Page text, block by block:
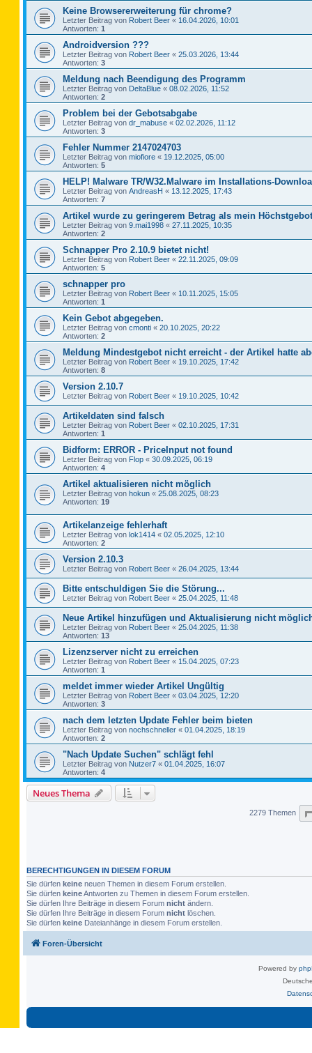
Keine Browsererweiterung für chrome?
Letzter Beitrag von Robert Beer « 16.04.2026, 10:01
Antworten: 1
Androidversion ???
Letzter Beitrag von Robert Beer « 25.03.2026, 13:44
Antworten: 3
Meldung nach Beendigung des Programm
Letzter Beitrag von DeltaBlue « 08.02.2026, 11:52
Antworten: 2
Problem bei der Gebotsabgabe
Letzter Beitrag von dr_mabuse « 02.02.2026, 11:12
Antworten: 3
Fehler Nummer 2147024703
Letzter Beitrag von miofiore « 19.12.2025, 05:00
Antworten: 5
HELP! Malware TR/W32.Malware im Installations-
Letzter Beitrag von AndreasH « 13.12.2025, 17:43
Antworten: 7
Artikel wurde zu geringerem Betrag als mein
Letzter Beitrag von 9.mai1998 « 27.11.2025, 10:35
Antworten: 2
Schnapper Pro 2.10.9 bietet nicht!
Letzter Beitrag von Robert Beer « 22.11.2025, 09:09
Antworten: 5
schnapper pro
Letzter Beitrag von Robert Beer « 10.11.2025, 15:05
Antworten: 1
Kein Gebot abgegeben.
Letzter Beitrag von cmonti « 20.10.2025, 20:22
Antworten: 2
Meldung Mindestgebot nicht erreicht - der Artikel hatte
Letzter Beitrag von Robert Beer « 19.10.2025, 17:42
Antworten: 8
Version 2.10.7
Letzter Beitrag von Robert Beer « 19.10.2025, 10:42
Artikeldaten sind falsch
Letzter Beitrag von Robert Beer « 02.10.2025, 17:31
Antworten: 1
Bidform: ERROR - PriceInput not found
Letzter Beitrag von Flop « 30.09.2025, 06:19
Antworten: 4
Artikel aktualisieren nicht möglich
Letzter Beitrag von hokun « 25.08.2025, 08:23
Antworten: 19
Artikelanzeige fehlerhaft
Letzter Beitrag von lok1414 « 02.05.2025, 12:10
Antworten: 2
Version 2.10.3
Letzter Beitrag von Robert Beer « 26.04.2025, 13:44
Bitte entschuldigen Sie die Störung...
Letzter Beitrag von Robert Beer « 25.04.2025, 11:48
Neue Artikel hinzufügen und Aktualisierung nicht
Letzter Beitrag von Robert Beer « 25.04.2025, 11:38
Antworten: 13
Lizenzserver nicht zu erreichen
Letzter Beitrag von Robert Beer « 15.04.2025, 07:23
Antworten: 1
meldet immer wieder Artikel Ungültig
Letzter Beitrag von Robert Beer « 03.04.2025, 12:20
Antworten: 3
nach dem letzten Update Fehler beim bieten
Letzter Beitrag von nochschneller « 01.04.2025, 18:19
Antworten: 2
"Nach Update Suchen" schlägt fehl
Letzter Beitrag von Nutzer7 « 01.04.2025, 16:07
Antworten: 4
Neues Thema
2279 Themen
BERECHTIGUNGEN IN DIESEM FORUM
Sie dürfen keine neuen Themen in diesem Forum erstellen.
Sie dürfen keineAntworten zu Themen in diesem Forum erstellen.
Sie dürfen Ihre Beiträge in diesem Forum nicht ändern.
Sie dürfen Ihre Beiträge in diesem Forum nicht löschen.
Sie dürfen keine Dateianhänge in diesem Forum erstellen.
Foren-Übersicht
Powered by